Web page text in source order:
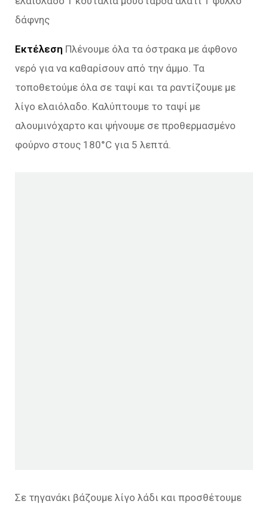
δάφνης
Εκτέλεση Πλένουμε όλα τα όστρακα με άφθονο
νερό για να καθαρίσουν από την άμμο. Τα
τοποθετούμε όλα σε ταψί και τα ραντίζουμε με
λίγο ελαιόλαδο. Καλύπτουμε το ταψί με
αλουμινόχαρτο και ψήνουμε σε προθερμασμένο
φούρνο στους 180°C για 5 λεπτά.
Σε τηγανάκι βάζουμε λίγο λάδι και προσθέτουμε